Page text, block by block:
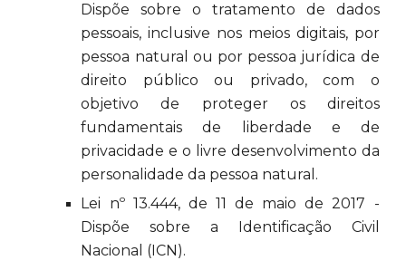
Dispõe sobre o tratamento de dados
pessoais, inclusive nos meios digitais, por
pessoa natural ou por pessoa jurídica de
direito público ou privado, com o
objetivo de proteger os direitos
fundamentais de liberdade e de
privacidade e o livre desenvolvimento da
personalidade da pessoa natural.
Lei nº 13.444, de 11 de maio de 2017 -
Dispõe sobre a Identificação Civil
Nacional (ICN).